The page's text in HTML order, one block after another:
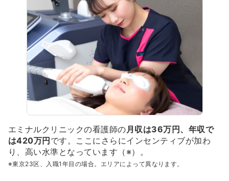
エミナルクリニックの看護師の月収は36万円、年収で
は420万円 です。ここにさらにインセンティブが加わ
り、高い水準となっています（※）。
※東京23区、入職1年目の場合。エリアによって異なります。